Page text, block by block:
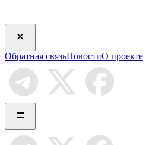
Обратная связьНовостиО проекте